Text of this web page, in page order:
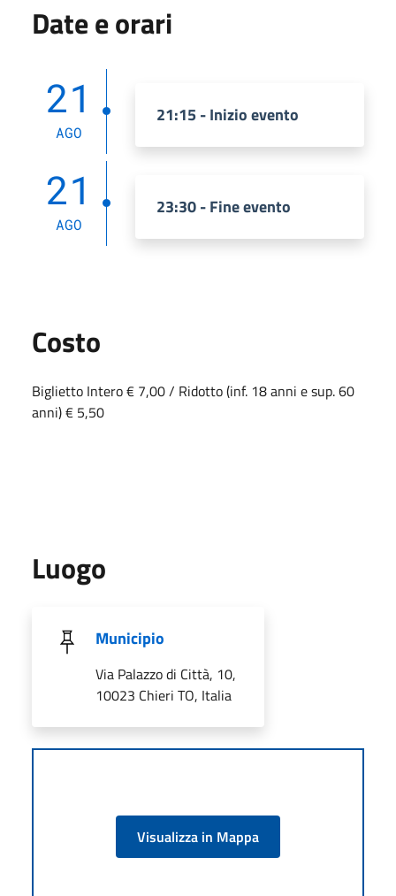
Date e orari
21
AGO
21:15 - Inizio evento
21
AGO
23:30 - Fine evento
Costo
Biglietto Intero € 7,00 / Ridotto (inf. 18 anni e sup. 60
anni) € 5,50
Luogo
Municipio
Via Palazzo di Città, 10,
10023 Chieri TO, Italia
Visualizza in Mappa